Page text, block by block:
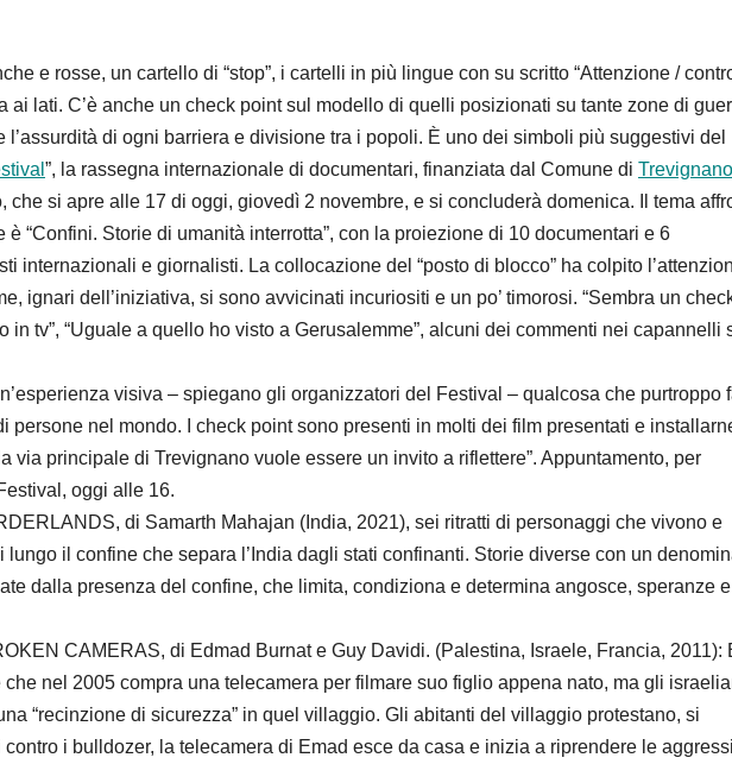
e rosse, un cartello di “stop”, i cartelli in più lingue con su scritto “Attenzione /
ai lati. C’è anche un check point sul modello di quelli posizionati su tante zone di
l’assurdità di ogni barriera e divisione tra i popoli. È uno dei simboli più suggestivi del
”, la rassegna internazionale di documentari, finanziata dal Comune di Trevignano
che si apre alle 17 di oggi, giovedì 2 novembre, e si concluderà domenica. Il tema
“Confini. Storie di umanità interrotta”, con la proiezione di 10 documentari e 6
internazionali e giornalisti. La collocazione del “posto di blocco” ha colpito
ignari dell’iniziativa, si sono avvicinati incuriositi e un po’ timorosi. “Sembra un
in tv”, “Uguale a quello ho visto a Gerusalemme”, alcuni dei commenti nei capannelli
visiva – spiegano gli organizzatori del Festival – qualcosa che purtroppo
persone nel mondo. I check point sono presenti in molti dei film presentati e
via principale di Trevignano vuole essere un invito a riflettere”. Appuntamento, per
oggi alle 16.
di Samarth Mahajan (India, 2021), sei ritratti di personaggi che vivono e
lungo il confine che separa l’India dagli stati confinanti. Storie diverse con un
dalla presenza del confine, che limita, condiziona e determina angosce, speranze e
CAMERAS, di Edmad Burnat e Guy Davidi. (Palestina, Israele, Francia, 2011):
nel 2005 compra una telecamera per filmare suo figlio appena nato, ma gli
“recinzione di sicurezza” in quel villaggio. Gli abitanti del villaggio protestano, si
i bulldozer, la telecamera di Emad esce da casa e inizia a riprendere le